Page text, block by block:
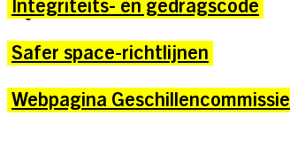
OVER ONS
LOKAAL
Integriteits- en gedragscode
Safer space-richtlijnen
Webpagina Geschillencommissie